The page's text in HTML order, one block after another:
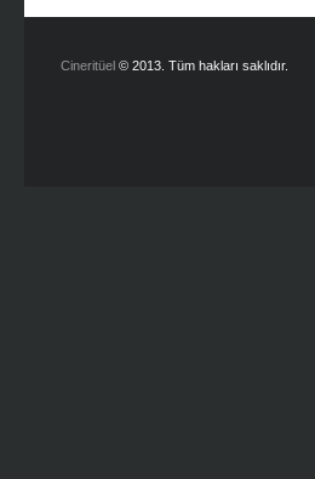
Cineritüel © 2013. Tüm hakları saklıdır.